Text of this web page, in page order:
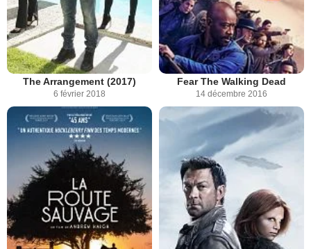
The Arrangement (2017)
6 février 2018
Fear The Walking Dead
14 décembre 2016